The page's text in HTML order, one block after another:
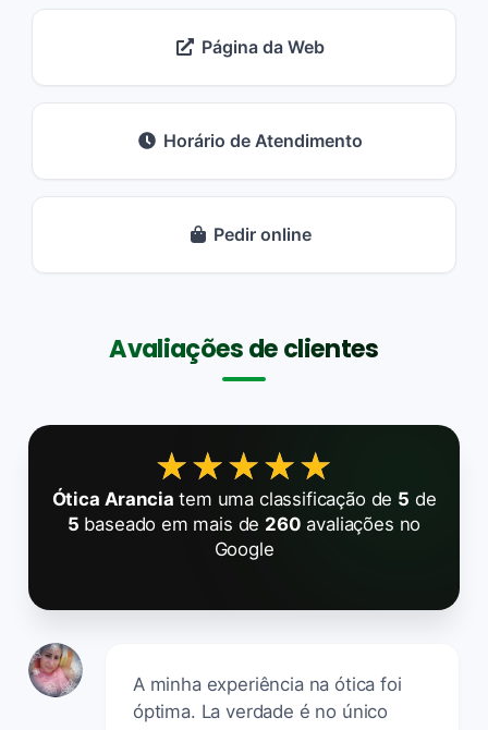
Página da Web
Horário de Atendimento
Pedir online
Avaliações de clientes
★★★★★
★★★★★
Ótica Arancia tem uma classificação de 5 de
5 baseado em mais de 260 avaliações no
Google
A minha experiência na ótica foi
óptima. La verdade é no único